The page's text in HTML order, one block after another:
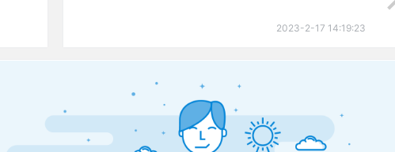
2023-2-17 14:19:23